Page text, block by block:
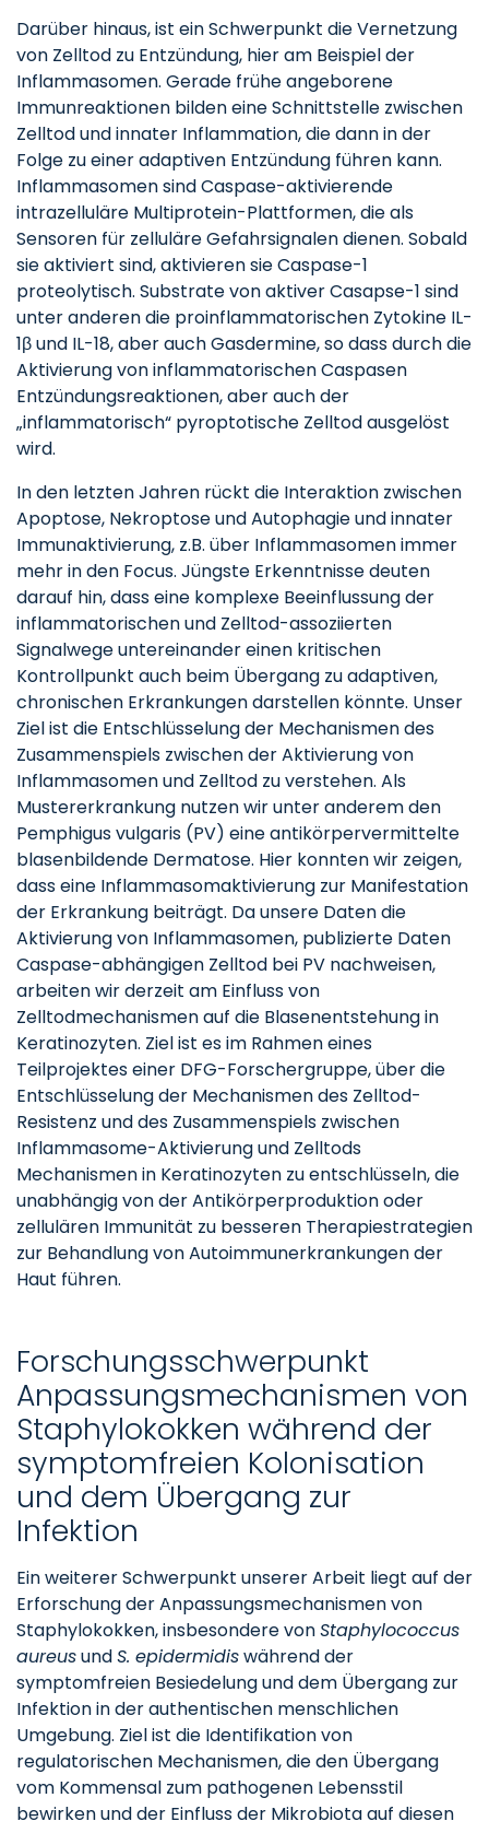
Darüber hinaus, ist ein Schwerpunkt die Vernetzung
von Zelltod zu Entzündung, hier am Beispiel der
Inflammasomen. Gerade frühe angeborene
Immunreaktionen bilden eine Schnittstelle zwischen
Zelltod und innater Inflammation, die dann in der
Folge zu einer adaptiven Entzündung führen kann.
Inflammasomen sind Caspase-aktivierende
intrazelluläre Multiprotein-Plattformen, die als
Sensoren für zelluläre Gefahrsignalen dienen. Sobald
sie aktiviert sind, aktivieren sie Caspase-1
proteolytisch. Substrate von aktiver Casapse-1 sind
unter anderen die proinflammatorischen Zytokine IL-
1β und IL-18, aber auch Gasdermine, so dass durch die
Aktivierung von inflammatorischen Caspasen
Entzündungsreaktionen, aber auch der
„inflammatorisch“ pyroptotische Zelltod ausgelöst
wird.
In den letzten Jahren rückt die Interaktion zwischen
Apoptose, Nekroptose und Autophagie und innater
Immunaktivierung, z.B. über Inflammasomen immer
mehr in den Focus. Jüngste Erkenntnisse deuten
darauf hin, dass eine komplexe Beeinflussung der
inflammatorischen und Zelltod-assoziierten
Signalwege untereinander einen kritischen
Kontrollpunkt auch beim Übergang zu adaptiven,
chronischen Erkrankungen darstellen könnte. Unser
Ziel ist die Entschlüsselung der Mechanismen des
Zusammenspiels zwischen der Aktivierung von
Inflammasomen und Zelltod zu verstehen. Als
Mustererkrankung nutzen wir unter anderem den
Pemphigus vulgaris (PV) eine antikörpervermittelte
blasenbildende Dermatose. Hier konnten wir zeigen,
dass eine Inflammasomaktivierung zur Manifestation
der Erkrankung beiträgt. Da unsere Daten die
Aktivierung von Inflammasomen, publizierte Daten
Caspase-abhängigen Zelltod bei PV nachweisen,
arbeiten wir derzeit am Einfluss von
Zelltodmechanismen auf die Blasenentstehung in
Keratinozyten. Ziel ist es im Rahmen eines
Teilprojektes einer DFG-Forschergruppe, über die
Entschlüsselung der Mechanismen des Zelltod-
Resistenz und des Zusammenspiels zwischen
Inflammasome-Aktivierung und Zelltods
Mechanismen in Keratinozyten zu entschlüsseln, die
unabhängig von der Antikörperproduktion oder
zellulären Immunität zu besseren Therapiestrategien
zur Behandlung von Autoimmunerkrankungen der
Haut führen.
Forschungsschwerpunkt
Anpassungsmechanismen von
Staphylokokken während der
symptomfreien Kolonisation
und dem Übergang zur
Infektion
Ein weiterer Schwerpunkt unserer Arbeit liegt auf der
Erforschung der Anpassungsmechanismen von
Staphylokokken, insbesondere vonStaphylococcus
aureusundS. epidermidiswährend der
symptomfreien Besiedelung und dem Übergang zur
Infektion in der authentischen menschlichen
Umgebung. Ziel ist die Identifikation von
regulatorischen Mechanismen, die den Übergang
vom Kommensal zum pathogenen Lebensstil
bewirken und der Einfluss der Mikrobiota auf diesen